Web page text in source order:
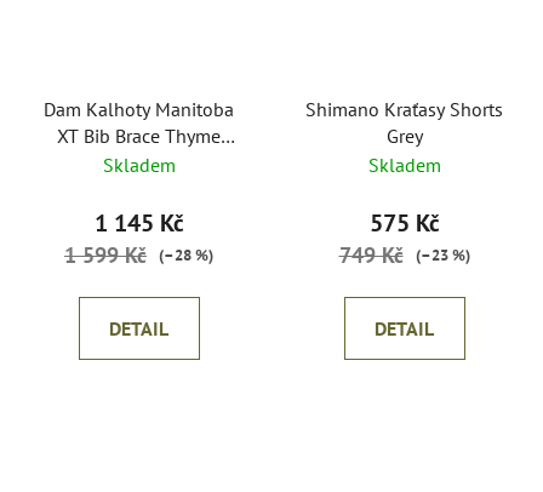
Dam Kalhoty Manitoba
XT Bib Brace Thyme
Green
Skladem
1 145 Kč
1 599 Kč (–28 %)
DETAIL
Shimano Kraťasy Shorts
Grey
Skladem
575 Kč
749 Kč (–23 %)
DETAIL